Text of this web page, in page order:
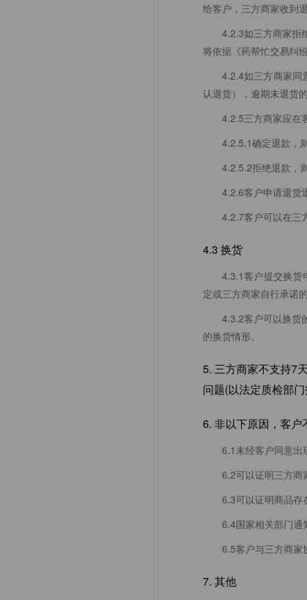
给客户，三方商家收到
4.2.3如三方商家拒
将依据《药帮忙交易纠
4.2.4如三方商家同
认退货），逾期未退货
4.2.5三方商家应在
4.2.5.1确定退款，
4.2.5.2拒绝退款，
4.2.6客户申请退货
4.2.7客户可以在三
4.3 换货
4.3.1客户提交换货
定或三方商家自行承诺
4.3.2客户可以换货
的换货情形。
5. 三方商家不支持7
问题(以法定质检部
6. 非以下原因，客
6.1未经客户同意出
6.2可以证明三方商
6.3可以证明商品存
6.4国家相关部门通
6.5客户与三方商家
7. 其他